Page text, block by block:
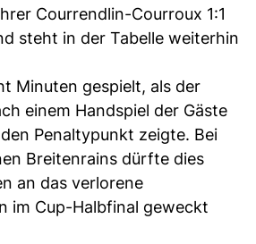
Courrendlin-Courroux 1:1
steht in der Tabelle weiterhin
Minuten gespielt, als der
einem Handspiel der Gäste
Penaltypunkt zeigte. Bei
Breitenrains dürfte dies
an das verlorene
im Cup-Halbfinal geweckt